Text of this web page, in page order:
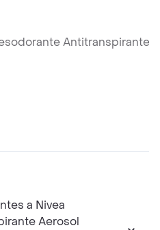
Antitranspirante
a Nivea
Aerosol